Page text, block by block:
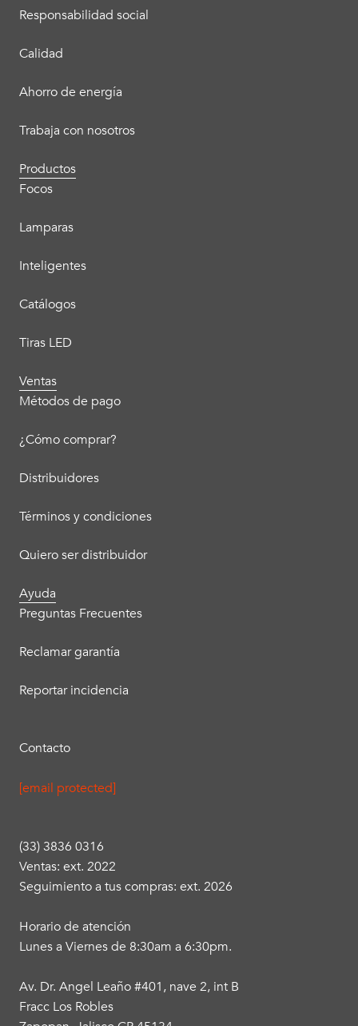
Responsabilidad social
Calidad
Ahorro de energía
Trabaja con nosotros
Productos
Focos
Lamparas
Inteligentes
Catálogos
Tiras LED
Ventas
Métodos de pago
¿Cómo comprar?
Distribuidores
Términos y condiciones
Quiero ser distribuidor
Ayuda
Preguntas Frecuentes
Reclamar garantía
Reportar incidencia
Contacto
[email protected]
(33) 3836 0316
Ventas: ext. 2022
Seguimiento a tus compras: ext. 2026
Horario de atención
Lunes a Viernes de 8:30am a 6:30pm.
Av. Dr. Angel Leaño #401, nave 2, int B
Fracc Los Robles